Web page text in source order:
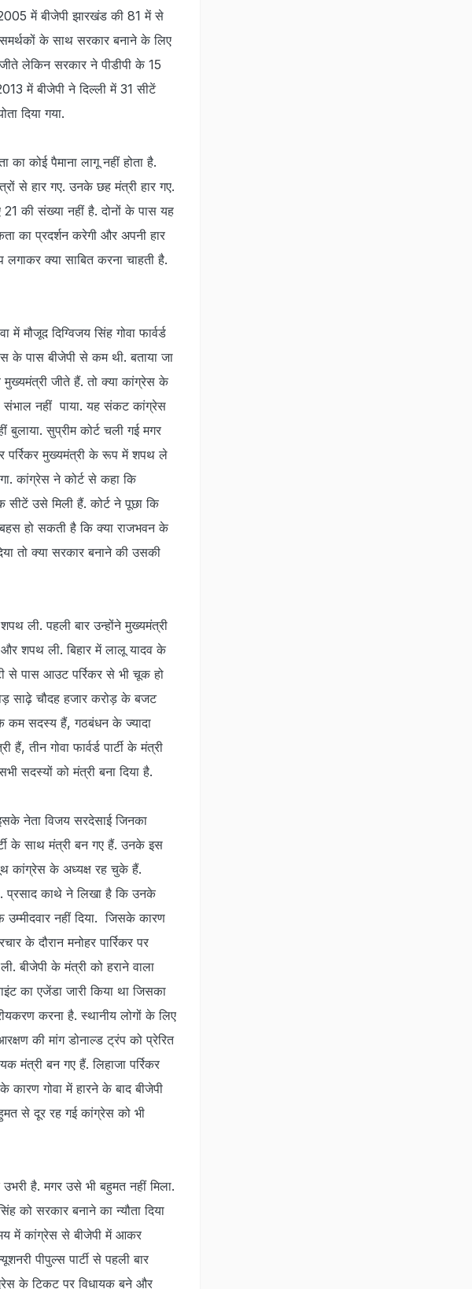
में बीजेपी झारखंड की 81 में से
के साथ सरकार बनाने के लिए
लेकिन सरकार ने पीडीपी के 15
में बीजेपी ने दिल्ली में 31 सीटें
दिया गया.
कोई पैमाना लागू नहीं होता है.
से हार गए. उनके छह मंत्री हार गए.
की संख्या नहीं है. दोनों के पास यह
का प्रदर्शन करेगी और अपनी हार
क्या साबित करना चाहती है.
मौजूद दिग्विजय सिंह गोवा फार्वर्ड
के पास बीजेपी से कम थी. बताया जा
जीते हैं. तो क्या कांग्रेस के
नहीं पाया. यह संकट कांग्रेस
सुप्रीम कोर्ट चली गई मगर
पर्रिकर मुख्यमंत्री के रूप में शपथ ले
कांग्रेस ने कोर्ट से कहा कि
सीटें उसे मिली हैं. कोर्ट ने पूछा कि
हो सकती है कि क्या राजभवन के
तो क्या सरकार बनाने की उसकी
ली. पहली बार उन्होंने मुख्यमंत्री
शपथ ली. बिहार में लालू यादव के
से पास आउट पर्रिकर से भी चूक हो
साढ़े चौदह हजार करोड़ के बजट
के कम सदस्य हैं, गठबंधन के ज्यादा
तीन गोवा फार्वर्ड पार्टी के मंत्री
सदस्यों को मंत्री बना दिया है.
इसके नेता विजय सरदेसाई जिनका
के साथ मंत्री बन गए हैं. उनके इस
कांग्रेस के अध्यक्ष रह चुके हैं.
प्रसाद काथे ने लिखा है कि उनके
उम्मीदवार नहीं दिया. जिसके कारण
के दौरान मनोहर पार्रिकर पर
बीजेपी के मंत्री को हराने वाला
का एजेंडा जारी किया था जिसका
करना है. स्थानीय लोगों के लिए
की मांग डोनाल्ड ट्रंप को प्रेरित
मंत्री बन गए हैं. लिहाजा पर्रिकर
गोवा में हारने के बाद बीजेपी
से दूर रह गई कांग्रेस को भी
है. मगर उसे भी बहुमत नहीं मिला.
को सरकार बनाने का न्यौता दिया
में कांग्रेस से बीजेपी में आकर
पीपुल्स पार्टी से पहली बार
के टिकट पर विधायक बने और